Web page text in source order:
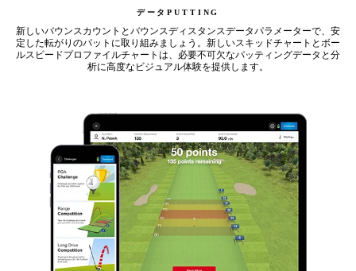
データPUTTING
新しいバウンスカウントとバウンスディスタンスデータパラメーターで、安
定した転がりのパットに取り組みましょう。新しいスキッドチャートとボー
ルスピードプロファイルチャートは、必要不可欠なパッティングデータと分
析に高度なビジュアル体験を提供します。